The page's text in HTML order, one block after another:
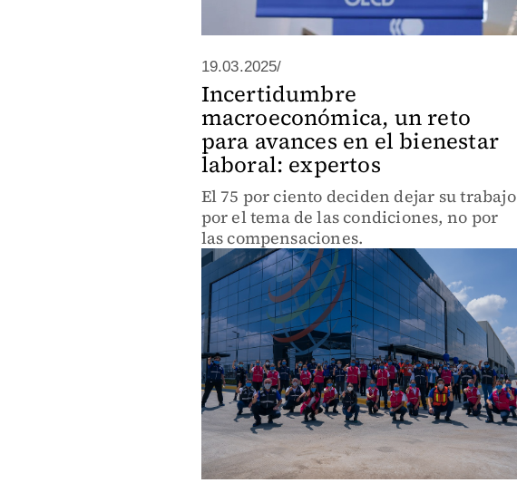
19.03.2025/
Incertidumbre
macroeconómica, un reto
para avances en el bienestar
laboral: expertos
El 75 por ciento deciden dejar su trabajo
por el tema de las condiciones, no por
las compensaciones.